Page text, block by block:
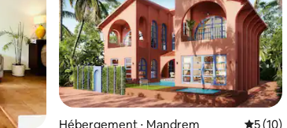
Hébergement ⋅ Mandrem
5 (10)